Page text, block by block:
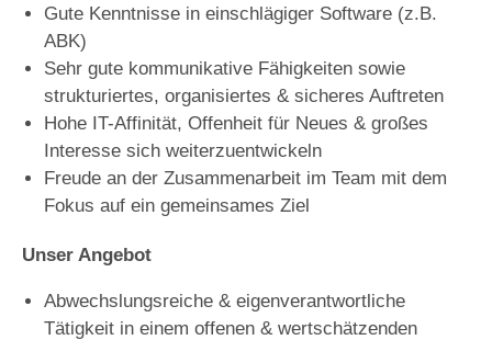
Gute Kenntnisse in einschlägiger Software (z.B.
ABK)
Sehr gute kommunikative Fähigkeiten sowie
strukturiertes, organisiertes & sicheres Auftreten
Hohe IT-Affinität, Offenheit für Neues & großes
Interesse sich weiterzuentwickeln
Freude an der Zusammenarbeit im Team mit dem
Fokus auf ein gemeinsames Ziel
Unser Angebot
Abwechslungsreiche & eigenverantwortliche
Tätigkeit in einem offenen & wertschätzenden